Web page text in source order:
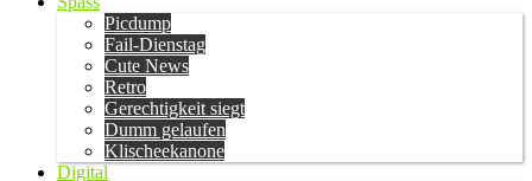
Picdump
Fail-Dienstag
Cute News
Retro
Gerechtigkeit siegt
Dumm gelaufen
Klischeekanone
Digital